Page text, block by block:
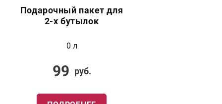
Подарочный пакет для
2-х бутылок
0 л
99 руб.